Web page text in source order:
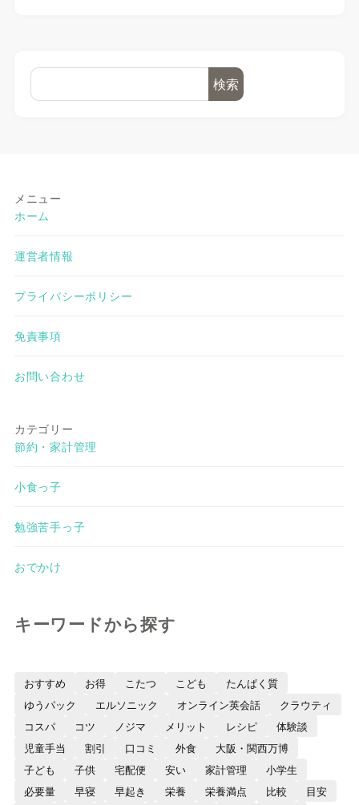
検索
メニュー
ホーム
運営者情報
プライバシーポリシー
免責事項
お問い合わせ
カテゴリー
節約・家計管理
小食っ子
勉強苦手っ子
おでかけ
キーワードから探す
おすすめ お得 こたつ こども
たんぱく質
ゆうパック
エルソニック オンライン英会話
クラウティ
コスパ
コツ ノジマ メリット レシピ
体験談
児童手当
割引 口コミ 外食
大阪・関西万博
子ども
子供 宅配便 安い 家計管理
小学生
必要量
早寝 早起き 栄養 栄養満点 比較
目安